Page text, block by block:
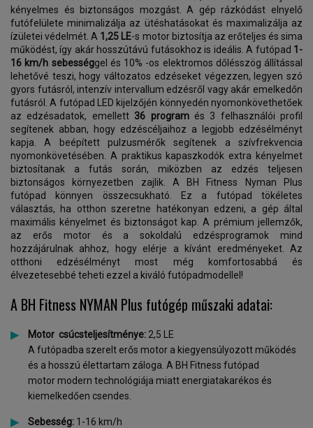
kényelmes és biztonságos mozgást. A gép rázkódást elnyelő
futófelülete minimalizálja az ütéshatásokat és maximalizálja az
ízületei védelmét. A 1,25 LE-s motor biztosítja az erőteljes és sima
működést, így akár hosszútávú futásokhoz is ideális. A futópad 1-
16 km/h sebességgel és 10% -os elektromos dőlésszög állítással
lehetővé teszi, hogy változatos edzéseket végezzen, legyen szó
gyors futásról, intenzív intervallum edzésről vagy akár emelkedőn
futásról. A futópad LED kijelzőjén könnyedén nyomonkövethetőek
az edzésadatok, emellett 36 programés 3 felhasználói profil
segítenek abban, hogy edzéscéljaihoz a legjobb edzésélményt
kapja. A beépített pulzusmérők segítenek a szívfrekvencia
nyomonkövetésében. A praktikus kapaszkodók extra kényelmet
biztosítanak a futás során, miközben az edzés teljesen
biztonságos környezetben zajlik. A BH Fitness Nyman Plus
futópad könnyen összecsukható. Ez a futópad tökéletes
választás, ha otthon szeretne hatékonyan edzeni, a gép által
maximális kényelmet és biztonságot kap. A prémium jellemzők,
az erős motor és a sokoldalú edzésprogramok mind
hozzájárulnak ahhoz, hogy elérje a kívánt eredményeket. Az
otthoni edzésélményt most még komfortosabbá és
élvezetesebbé teheti ezzel a kiváló futópadmodellel!
A BH Fitness NYMAN Plus futógép műszaki adatai:
Motor csúcsteljesítménye: 2,5 LE
A futópadba szerelt erős motor a kiegyensúlyozott működés
és a hosszú élettartam záloga. A BH Fitness futópad
motor modern technológiája miatt energiatakarékos és
kiemelkedően csendes.
Sebesség: 1-16 km/h